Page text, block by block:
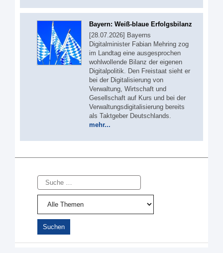
Bayern: Weiß-blaue Erfolgsbilanz
[28.07.2026] Bayerns
Digitalminister Fabian Mehring zog
im Landtag eine ausgesprochen
wohlwollende Bilanz der eigenen
Digitalpolitik. Den Freistaat sieht er
bei der Digitalisierung von
Verwaltung, Wirtschaft und
Gesellschaft auf Kurs und bei der
Verwaltungsdigitalisierung bereits
als Taktgeber Deutschlands.
mehr...
Suche